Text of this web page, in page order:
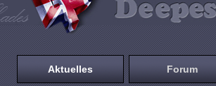
Aktuelles Forum